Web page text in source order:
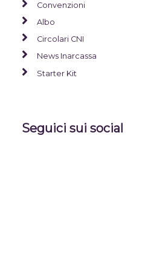
Convenzioni
Albo
Circolari CNI
News Inarcassa
Starter Kit
Seguici sui social